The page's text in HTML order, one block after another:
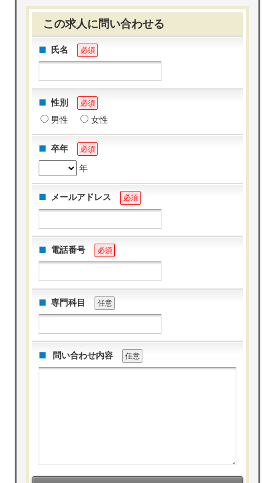
この求人に問い合わせる
氏名 必須
性別 必須
男性 女性
卒年 必須
年
メールアドレス 必須
電話番号 必須
専門科目 任意
問い合わせ内容 任意